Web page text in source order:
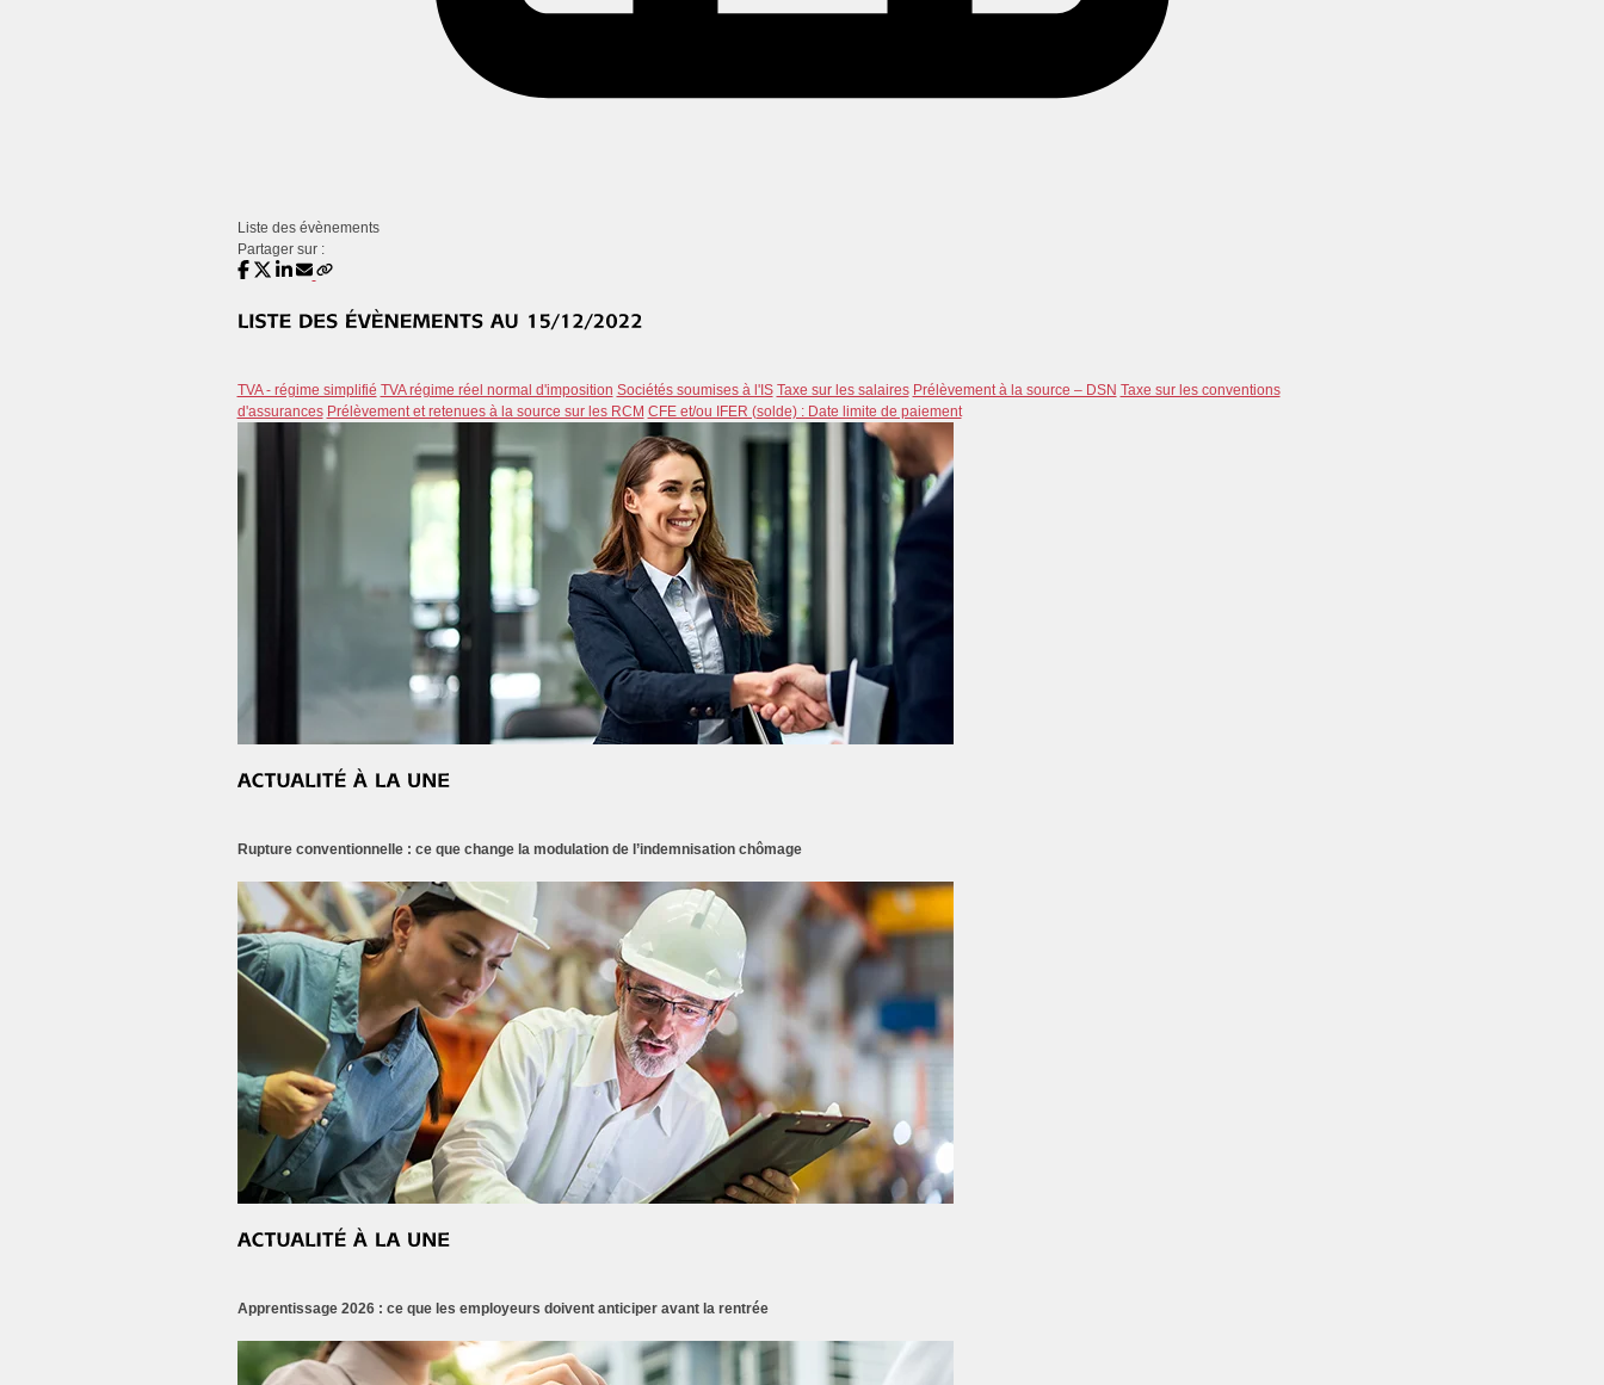
Liste des évènements
Partager sur :
TVA - régime simplifié TVA régime réel normal d'imposition Sociétés soumises à l'IS Taxe sur les salaires Prélèvement à la source – DSN Taxe sur les conventions
d'assurances Prélèvement et retenues à la source sur les RCM CFE et/ou IFER (solde) : Date limite de paiement
Rupture conventionnelle : ce que change la modulation de l’indemnisation chômage
Apprentissage 2026 : ce que les employeurs doivent anticiper avant la rentrée